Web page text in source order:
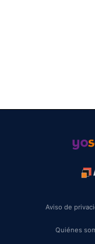
Aviso de
Quiénes